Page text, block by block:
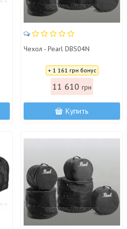
Чехол - Pearl DBS04N
+ 1 161 грн бонус
11 610 грн
Купить